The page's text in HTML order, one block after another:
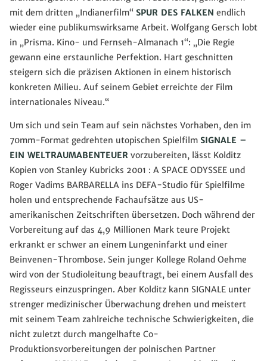
mit dem dritten „Indianerfilm“ SPUR DES FALKEN endlich
wieder eine publikumswirksame Arbeit. Wolfgang Gersch lobt
in „Prisma. Kino- und Fernseh-Almanach 1“: „Die Regie
gewann eine erstaunliche Perfektion. Hart geschnitten
steigern sich die präzisen Aktionen in einem historisch
konkreten Milieu. Auf seinem Gebiet erreichte der Film
internationales Niveau.“
Um sich und sein Team auf sein nächstes Vorhaben, den im
70mm-Format gedrehten utopischen Spielfilm SIGNALE –
EIN WELTRAUMABENTEUER vorzubereiten, lässt Kolditz
Kopien von Stanley Kubricks 2001 : A SPACE ODYSSEE und
Roger Vadims BARBARELLA ins DEFA-Studio für Spielfilme
holen und entsprechende Fachaufsätze aus US-
amerikanischen Zeitschriften übersetzen. Doch während der
Vorbereitung auf das 4,9 Millionen Mark teure Projekt
erkrankt er schwer an einem Lungeninfarkt und einer
Beinvenen-Thrombose. Sein junger Kollege Roland Oehme
wird von der Studioleitung beauftragt, bei einem Ausfall des
Regisseurs einzuspringen. Aber Kolditz kann SIGNALE unter
strenger medizinischer Überwachung drehen und meistert
mit seinem Team zahlreiche technische Schwierigkeiten, die
nicht zuletzt durch mangelhafte Co-
Produktionsvorbereitungen der polnischen Partner